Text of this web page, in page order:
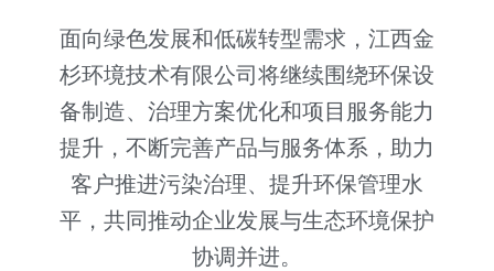
面向绿色发展和低碳转型需求，江西金
杉环境技术有限公司将继续围绕环保设
备制造、治理方案优化和项目服务能力
提升，不断完善产品与服务体系，助力
客户推进污染治理、提升环保管理水
平，共同推动企业发展与生态环境保护
协调并进。